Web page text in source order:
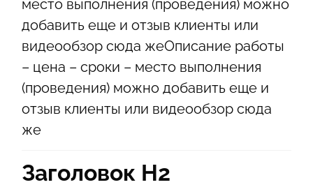
место выполнения (проведения) можно
добавить еще и отзыв клиенты или
видеообзор сюда жеОписание работы
– цена – сроки – место выполнения
(проведения) можно добавить еще и
отзыв клиенты или видеообзор сюда
же
Заголовок Н2